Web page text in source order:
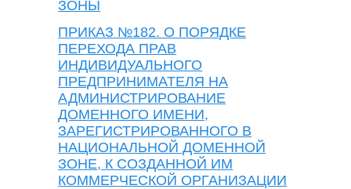
ЗОНЫ
ПРИКАЗ №182. О ПОРЯДКЕ
ПЕРЕХОДА ПРАВ
ИНДИВИДУАЛЬНОГО
ПРЕДПРИНИМАТЕЛЯ НА
АДМИНИСТРИРОВАНИЕ
ДОМЕННОГО ИМЕНИ,
ЗАРЕГИСТРИРОВАННОГО В
НАЦИОНАЛЬНОЙ ДОМЕННОЙ
ЗОНЕ, К СОЗДАННОЙ ИМ
КОММЕРЧЕСКОЙ ОРГАНИЗАЦИИ